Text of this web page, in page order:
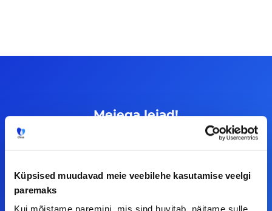
Küpsised muudavad meie veebilehe kasutamise veelgi
paremaks
Meiega leiad!
Tööelublogi.ee lehelt leiad kõik vajaliku, et olla
ettepanekuid erinevate teemade osas või soovid
teha koostööd, siis võta meiega julgelt ühendust.